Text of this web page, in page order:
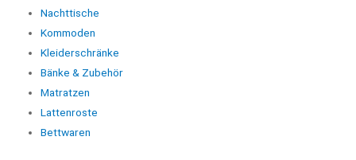
Nachttische
Kommoden
Kleiderschränke
Bänke & Zubehör
Matratzen
Lattenroste
Bettwaren